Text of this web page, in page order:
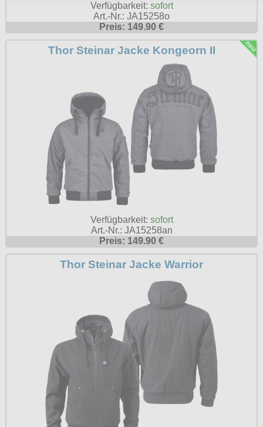
Verfügbarkeit: sofort
Art.-Nr.: JA15258o
Preis: 149.90 €
Thor Steinar Jacke Kongeorn II
Verfügbarkeit: sofort
Art.-Nr.: JA15258an
Preis: 149.90 €
Thor Steinar Jacke Warrior